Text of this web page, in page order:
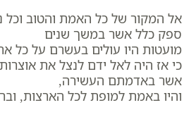
אל המקור של כל האמת והטוב וכל
ספק כלל אשר במשך שנים
מועטות היו עולים בעשרם על כל
כי אז היה לאל ידם לנצל את
אשר באדמתם העשירה,
והיו באמת למופת לכל הארצות,